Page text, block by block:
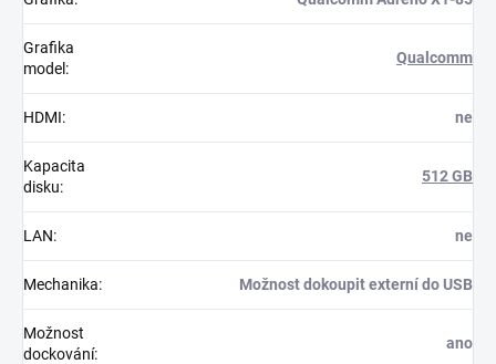
Grafika
model :
Qualcomm
HDMI: ne
Kapacita
disku:
512 GB
LAN: ne
Mechanika: Možnost dokoupit externí do USB
Možnost
dockování:
ano